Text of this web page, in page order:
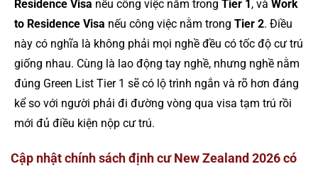
Residence Visa nếu công việc nằm trong Tier 1, và Work
to Residence Visa nếu công việc nằm trong Tier 2. Điều
này có nghĩa là không phải mọi nghề đều có tốc độ cư trú
giống nhau. Cùng là lao động tay nghề, nhưng nghề nằm
đúng Green List Tier 1 sẽ có lộ trình ngắn và rõ hơn đáng
kể so với người phải đi đường vòng qua visa tạm trú rồi
mới đủ điều kiện nộp cư trú.
Cập nhật chính sách định cư New Zealand 2026 có